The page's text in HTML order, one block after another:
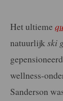
Het ultieme
natuurlijkski
wellness-
Sanderson